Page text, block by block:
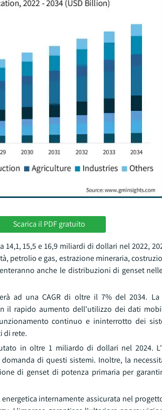
Scarica il PDF gratuito
15,5 e 16,9 miliardi di dollari nel 2022,
petrolio e gas, estrazione mineraria,
anche le distribuzioni di genset
ad una CAGR di oltre il 7% del 2034.
il rapido aumento dell'utilizzo dei dati
continuo e ininterrotto dei
di rete.
in oltre 1 miliardo di dollari nel 2024.
di questi sistemi. Inoltre, la
di genset di potenza primaria per
internamente assicurata nel